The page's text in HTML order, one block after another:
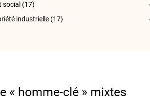
social (17)
industrielle(17)
« homme-clé » mixtes